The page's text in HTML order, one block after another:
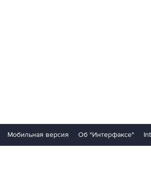
Мобильная версия Об "Интерфаксе"